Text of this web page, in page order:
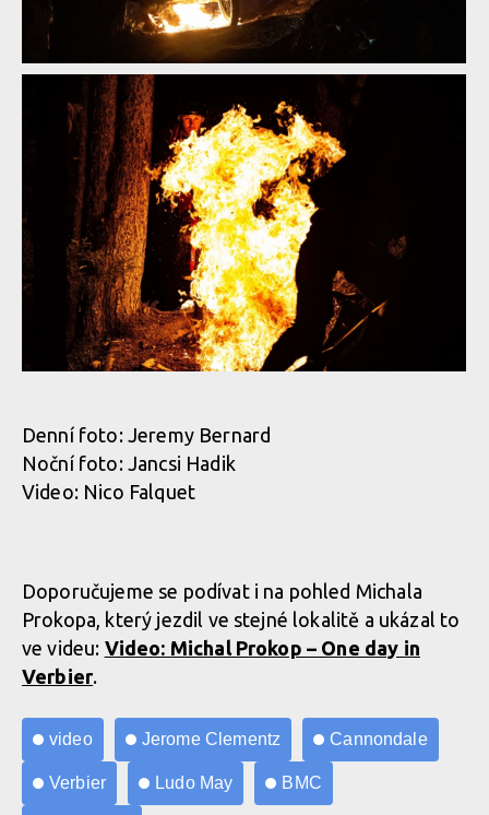
Video: Feu Follet - Ludo May a Jeromé Clement v okolí Verbieru
Denní foto: Jeremy Bernard
Noční foto: Jancsi Hadik
Video: Nico Falquet
Doporučujeme se podívat i na pohled Michala
Prokopa, který jezdil ve stejné lokalitě a ukázal to
ve videu: Video: Michal Prokop – One day in
Verbier.
video Jerome Clementz Cannondale
Verbier Ludo May BMC